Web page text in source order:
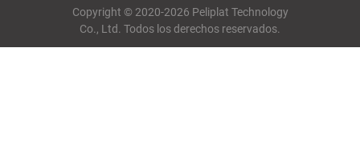
Copyright © 2020-2026 Peliplat Technology
Co., Ltd. Todos los derechos reservados.